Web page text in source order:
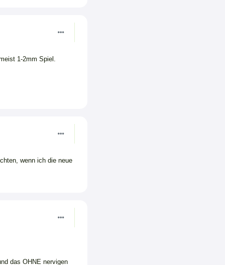
1-2mm Spiel.
wenn ich die neue
das OHNE nervigen